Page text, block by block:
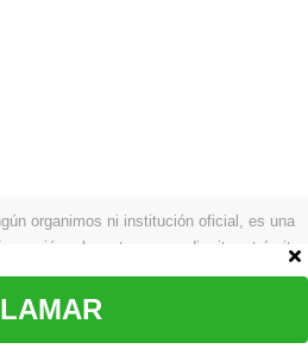
organimos ni institución oficial, es una
relevante para pedir cita y trámites
teléfonos, formas de contactar, etc.
| Política de cookies